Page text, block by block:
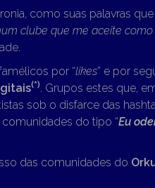
como suas palavras
clube que me aceite
por “likes” e por
(*). Grupos estes que,
sob o disfarce das
do tipo “Eu
das comunidades do